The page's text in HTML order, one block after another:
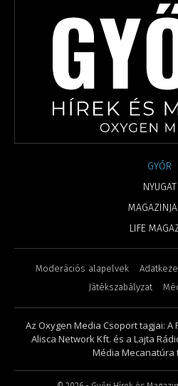
GYŐR
NYUGAT
LIFE
Moderációs alapelvek
Játékszabályzat
Az Oxygen Media Csoport tagjai:
Alisca Network Kft. és a Lajta
Média Mecanatúra